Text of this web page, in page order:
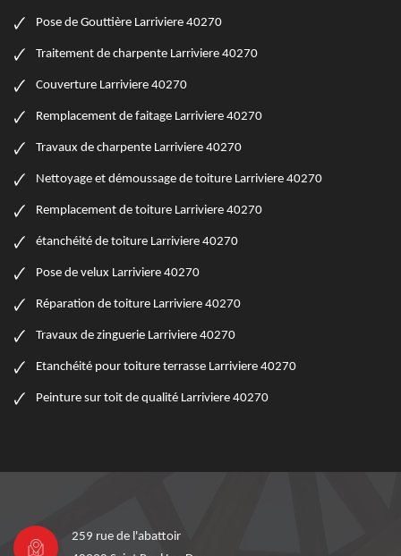
Pose de Gouttière Larriviere 40270
Traitement de charpente Larriviere 40270
Couverture Larriviere 40270
Remplacement de faitage Larriviere 40270
Travaux de charpente Larriviere 40270
Nettoyage et démoussage de toiture Larriviere 40270
Remplacement de toiture Larriviere 40270
étanchéité de toiture Larriviere 40270
Pose de velux Larriviere 40270
Réparation de toiture Larriviere 40270
Travaux de zinguerie Larriviere 40270
Etanchéité pour toiture terrasse Larriviere 40270
Peinture sur toit de qualité Larriviere 40270
259 rue de l'abattoir